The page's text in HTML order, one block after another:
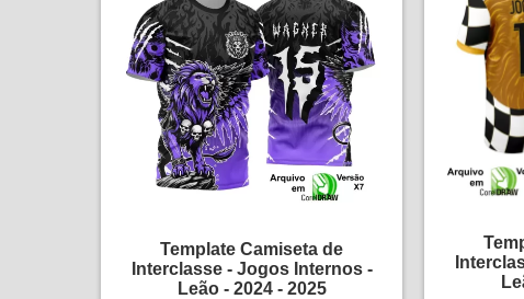
Template Camiseta de
Interclasse - Jogos Internos -
Leão - 2024 - 2025